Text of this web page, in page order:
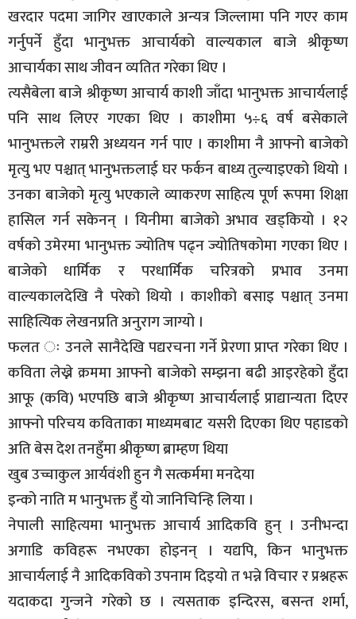
खरदार पदमा जागिर खाएकाले अन्यत्र जिल्लामा पनि गएर काम
गर्नुपर्ने हुँदा भानुभक्त आचार्यको वाल्यकाल बाजे श्रीकृष्ण
आचार्यका साथ जीवन व्यतित गरेका थिए ।
त्यसैबेला बाजे श्रीकृष्ण आचार्य काशी जाँदा भानुभक्त आचार्यलाई
पनि साथ लिएर गएका थिए । काशीमा ५÷६ वर्ष बसेकाले
भानुभक्तले राम्ररी अध्ययन गर्न पाए । काशीमा नै आफ्नो बाजेको
मृत्यु भए पश्चात् भानुभक्तलाई घर फर्कन बाध्य तुल्याइएको थियो ।
उनका बाजेको मृत्यु भएकाले व्याकरण साहित्य पूर्ण रूपमा शिक्षा
हासिल गर्न सकेनन् । यिनीमा बाजेको अभाव खड्कियो । १२
वर्षको उमेरमा भानुभक्त ज्योतिष पढ्न ज्योतिषकोमा गएका थिए ।
बाजेको धार्मिक र परधार्मिक चरित्रको प्रभाव उनमा
वाल्यकालदेखि नै परेको थियो । काशीको बसाइ पश्चात् उनमा
साहित्यिक लेखनप्रति अनुराग जाग्यो ।
फलत ः उनले सानैदेखि पद्यरचना गर्ने प्रेरणा प्राप्त गरेका थिए ।
कविता लेख्ने क्रममा आफ्नो बाजेको सम्झना बढी आइरहेको हुँदा
आफू (कवि) भएपछि बाजे श्रीकृष्ण आचार्यलाई प्राद्यान्यता दिएर
आफ्नो परिचय कविताका माध्यमबाट यसरी दिएका थिए पहाडको
अति बेस देश तनहुँमा श्रीकृष्ण ब्राम्हण थिया
खुब उच्चाकुल आर्यवंशी हुन गै सत्कर्ममा मनदेया
इन्को नाति म भानुभक्त हुँ यो जानिचिन्हि लिया ।
नेपाली साहित्यमा भानुभक्त आचार्य आदिकवि हुन् । उनीभन्दा
अगाडि कविहरू नभएका होइनन् । यद्यपि, किन भानुभक्त
आचार्यलाई नै आदिकविको उपनाम दिइयो त भन्ने विचार र प्रश्नहरू
यदाकदा गुन्जने गरेको छ । त्यसताक इन्दिरस, बसन्त शर्मा,